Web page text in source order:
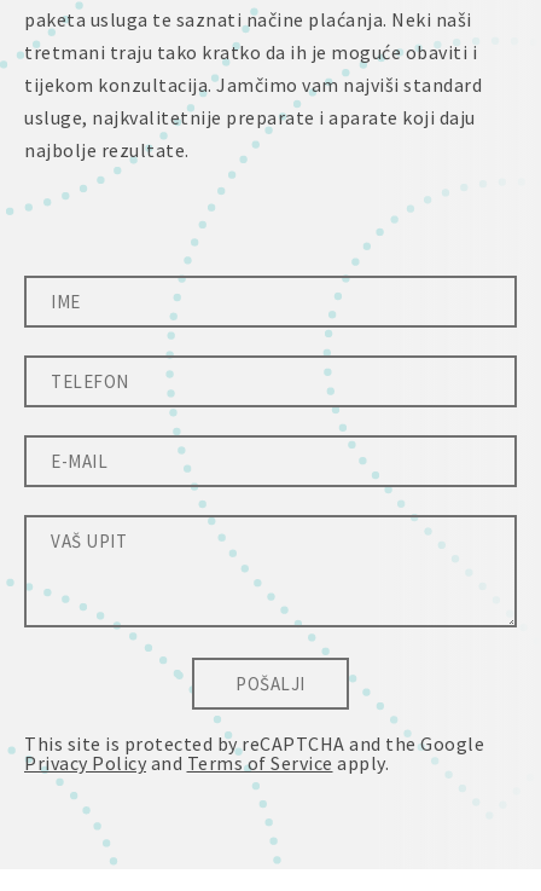
paketa usluga te saznati načine plaćanja. Neki naši
tretmani traju tako kratko da ih je moguće obaviti i
tijekom konzultacija. Jamčimo vam najviši standard
usluge, najkvalitetnije preparate i aparate koji daju
najbolje rezultate.
POŠALJI
This site is protected by reCAPTCHA and the Google
Privacy Policy and Terms of Service apply.